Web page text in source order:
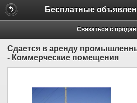
Связаться с
Сдается в аренду
- Коммерческие помещения